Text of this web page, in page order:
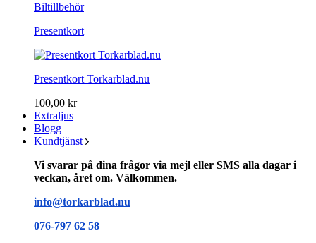
Biltillbehör
Presentkort
Presentkort Torkarblad.nu
100,00 kr
Extraljus
Blogg
Kundtjänst
Vi svarar på dina frågor via mejl eller SMS alla dagar i
veckan, året om. Välkommen.
info@torkarblad.nu
076-797 62 58